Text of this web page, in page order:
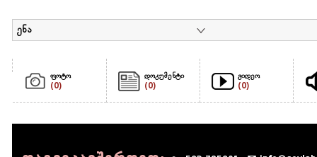
ენა
ფოტო
(0)
დოკუმენტი
(0)
ვიდეო
(0)